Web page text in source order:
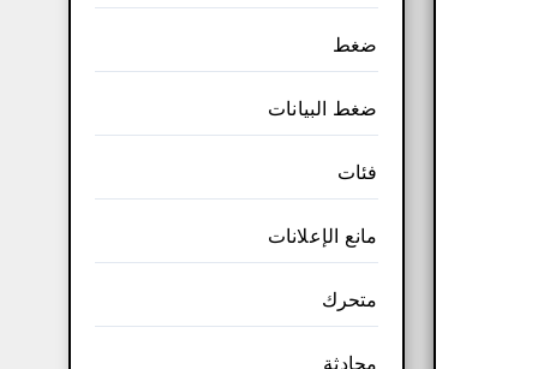
ضغط
ضغط البيانات
فئات
مانع الإعلانات
متحرك
محادثة